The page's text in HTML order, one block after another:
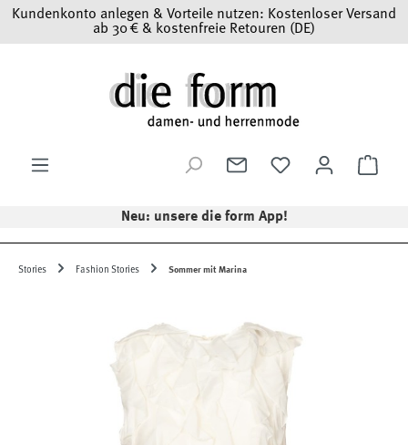
Zum Hauptinhalt springen
Kundenkonto anlegen & Vorteile nutzen: Kostenloser Versand
ab 30 € & kostenfreie Retouren (DE)
Neu: unsere die form App!
Stories Fashion Stories Sommer mit Marina